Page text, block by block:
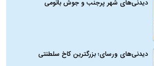
دیدنی‌های شهر پرجنب و جوش باتومی
دیدنی‌های ورسای؛ بزرگترین کاخ سلطنتی